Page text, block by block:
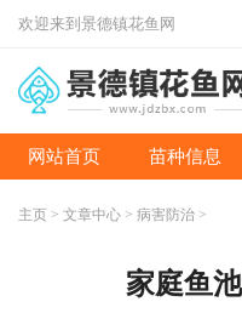
欢迎来到景德镇花鱼网
网站首页 苗种信息
主页 > 文章中心 > 病害防治 >
家庭鱼